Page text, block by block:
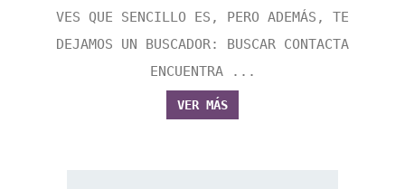
VES QUE SENCILLO ES, PERO ADEMÁS, TE
DEJAMOS UN BUSCADOR: BUSCAR CONTACTA
ENCUENTRA ...
VER MÁS